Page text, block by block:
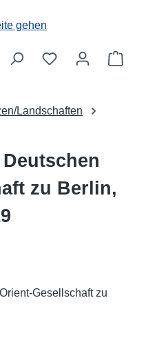
Landschaften
zu Berlin,